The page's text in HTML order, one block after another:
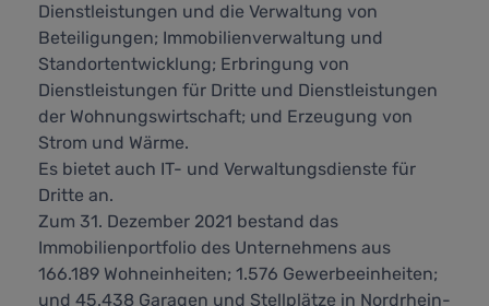
Dienstleistungen und die Verwaltung von
Beteiligungen; Immobilienverwaltung und
Standortentwicklung; Erbringung von
Dienstleistungen für Dritte und Dienstleistungen
der Wohnungswirtschaft; und Erzeugung von
Strom und Wärme.
Es bietet auch IT- und Verwaltungsdienste für
Dritte an.
Zum 31. Dezember 2021 bestand das
Immobilienportfolio des Unternehmens aus
166.189 Wohneinheiten; 1.576 Gewerbeeinheiten;
und 45.438 Garagen und Stellplätze in Nordrhein-